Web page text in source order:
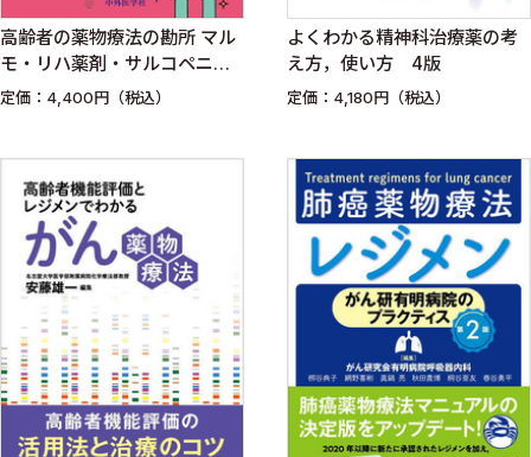
高齢者の薬物療法の勘所 マル
モ・リハ薬剤・サルコペニア
を一刀両断
定価：4,400円（税込）
よくわかる精神科治療薬の考
え方，使い方 4版
定価：4,180円（税込）